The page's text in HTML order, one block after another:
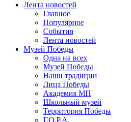
Лента новостей
Главное
Популярное
События
Лента новостей
Музей Победы
Одна на всех
Музей Победы
Наши традиции
Лица Победы
Академия МП
Школьный музей
Территория Победы
Г.О.Р.А.